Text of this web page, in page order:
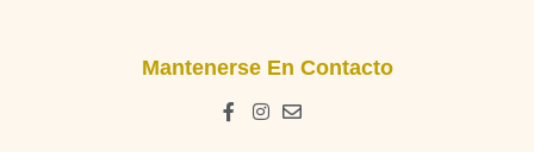
Mantenerse En Contacto